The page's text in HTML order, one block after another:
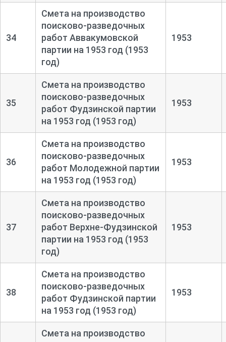
34
Смета на производство
поисково-разведочных
работ Аввакумовской
партии на 1953 год (1953
год)
1953
35
Смета на производство
поисково-разведочных
работ Фудзинской партии
на 1953 год (1953 год)
1953
36
Смета на производство
поисково-разведочных
работ Молодежной партии
на 1953 год (1953 год)
1953
37
Смета на производство
поисково-разведочных
работ Верхне-Фудзинской
партии на 1953 год (1953
год)
1953
38
Смета на производство
поисково-разведочных
работ Фудзинской партии
на 1953 год (1953 год)
1953
Смета на производство